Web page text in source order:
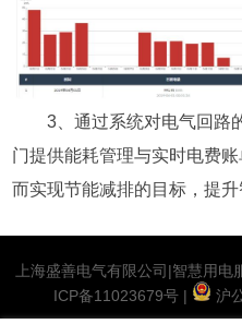
3、通过系统对电气回路
门提供能耗管理与实时电费
而实现节能减排的目标，提升
上海盛善电气有限公司|智慧用电
ICP备11023679号 | 沪